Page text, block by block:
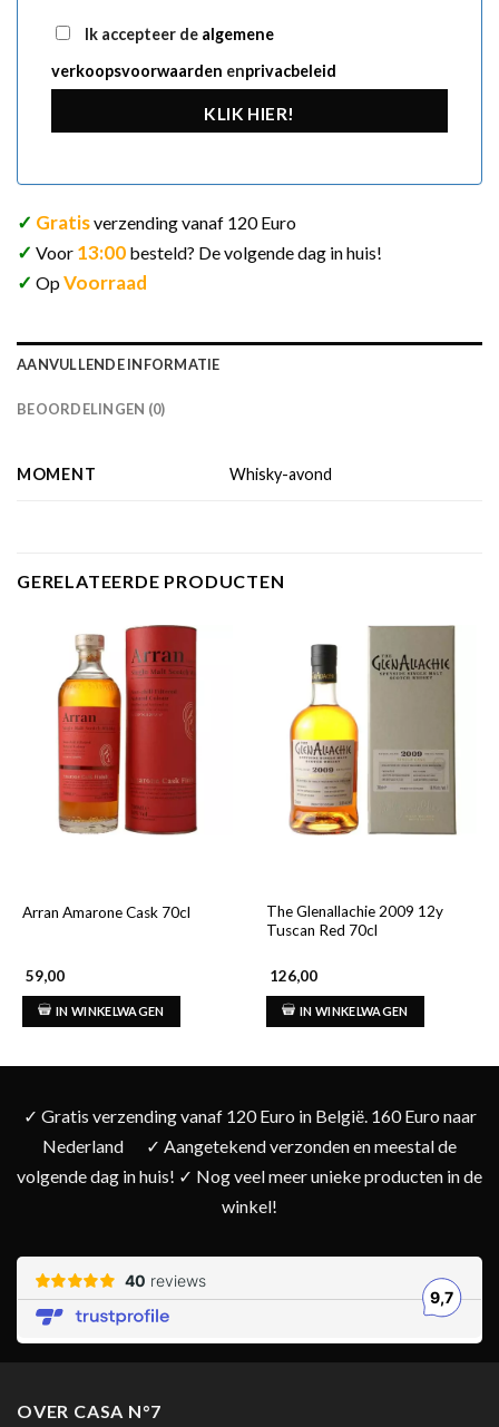
Ik accepteer de algemene
verkoopsvoorwaarden enprivacbeleid
KLIK HIER!
✓ Gratisverzending vanaf 120 Euro
✓ Voor 13:00 besteld? De volgende dag in huis!
✓ OpVoorraad
AANVULLENDE INFORMATIE
BEOORDELINGEN (0)
MOMENT Whisky-avond
GERELATEERDE PRODUCTEN
Arran Amarone Cask 70cl
59,00
IN WINKELWAGEN
The Glenallachie 2009 12y
Tuscan Red 70cl
126,00
IN WINKELWAGEN
✓ Gratis verzending vanaf 120 Euro in België. 160 Euro naar
Nederland
✓ Aangetekend verzonden en meestal de
volgende dag in huis! ✓ Nog veel meer unieke producten in de
winkel!
OVER CASA N°7